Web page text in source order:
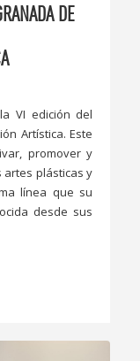
DE
VI edición del
Artística. Este
promover y
artes plásticas y
línea que su
desde sus